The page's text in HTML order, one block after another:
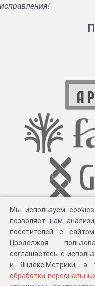
исправления!
Разработка компании «
Мы используем
позволяет нам
посетителей с
Продолжая
соглашаетесь с
и Яндекс.Метрики,
обработки